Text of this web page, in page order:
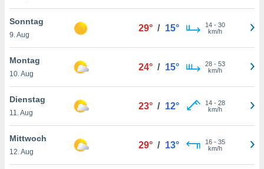
Ihnen
finden
. Sie
jederzeit
Rand
Sonntag
9. Aug
29° / 15° 14- 30
km/h
Montag
10. Aug
24° / 15° 28- 53
km/h
Dienstag
11. Aug
23° / 12° 14- 28
km/h
Mittwoch
12. Aug
29° / 13° 16- 35
km/h